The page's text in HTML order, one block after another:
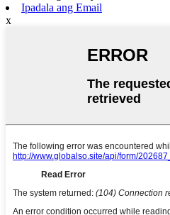
Ipadala ang Email
x